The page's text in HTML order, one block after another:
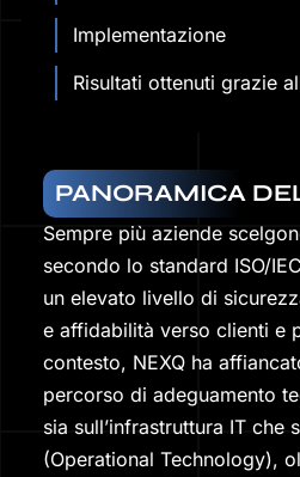
Implementazione
Risultati ottenuti grazie
PANORAMICA
Sempre più aziende
secondo lo standard ISO/
un elevato livello di
e affidabilità verso clienti e
contesto, NEXQ ha
percorso di adeguamento
sia sull’infrastruttura IT che
(Operational Technology),